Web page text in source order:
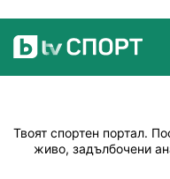
Твоят спортен портал.
живо, задълбочени